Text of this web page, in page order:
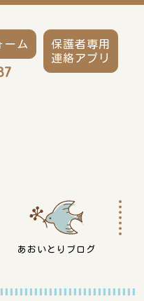
ーム
保護者専用
連絡アプリ
あおいとりブログ